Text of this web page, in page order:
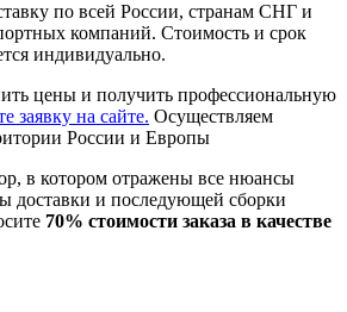
по всей России, странам СНГ и
компаний. Стоимость и срок
индивидуально.
цены и получить профессиональную
заявку на сайте. Осуществляем
России и Европы
в котором отражены все нюансы
доставки и последующей сборки
70% стоимости заказа в качестве